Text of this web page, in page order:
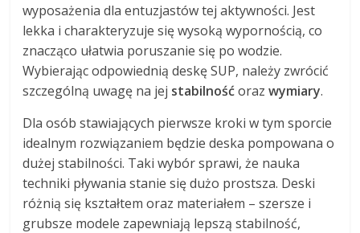
wyposażenia dla entuzjastów tej aktywności. Jest
lekka i charakteryzuje się wysoką wypornością, co
znacząco ułatwia poruszanie się po wodzie.
Wybierając odpowiednią deskę SUP, należy zwrócić
szczególną uwagę na jej stabilnośćorazwymiary.
Dla osób stawiających pierwsze kroki w tym sporcie
idealnym rozwiązaniem będzie deska pompowana o
dużej stabilności. Taki wybór sprawi, że nauka
techniki pływania stanie się dużo prostsza. Deski
różnią się kształtem oraz materiałem – szersze i
grubsze modele zapewniają lepszą stabilność,